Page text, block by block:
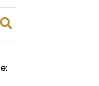
Expand
search